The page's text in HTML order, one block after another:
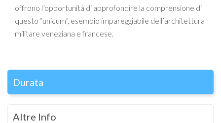
offrono l’opportunità di approfondire la comprensione di
questo “unicum”, esempio impareggiabile dell’architettura
militare veneziana e francese.
Durata
Altre Info